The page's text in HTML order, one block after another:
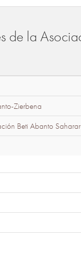
de la
Zierbena
Beti Abanto